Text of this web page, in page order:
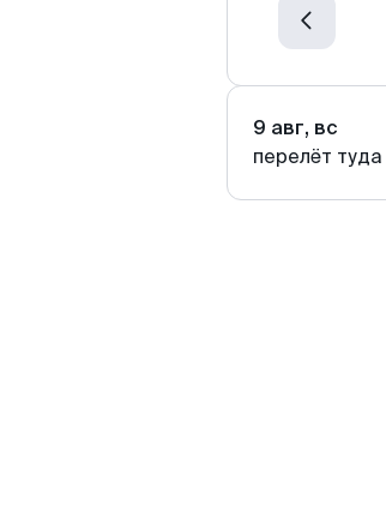
9 авг, вс
перелёт туда